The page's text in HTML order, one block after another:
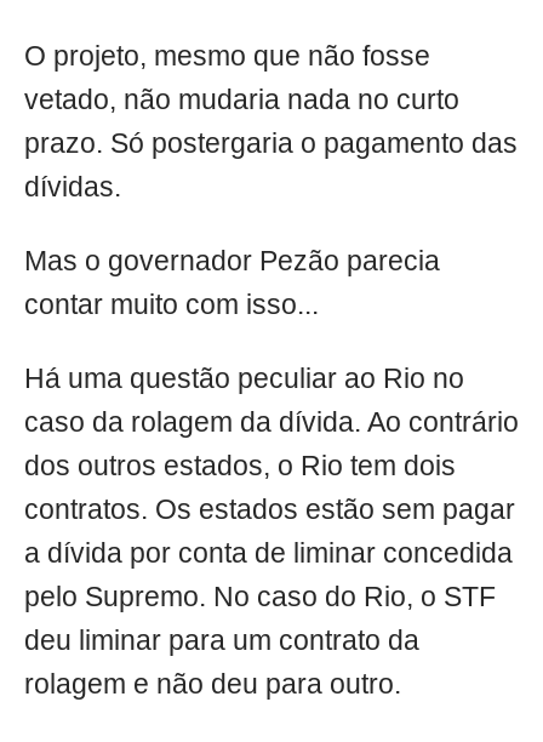
O projeto, mesmo que não fosse
vetado, não mudaria nada no curto
prazo. Só postergaria o pagamento das
dívidas.
Mas o governador Pezão parecia
contar muito com isso...
Há uma questão peculiar ao Rio no
caso da rolagem da dívida. Ao contrário
dos outros estados, o Rio tem dois
contratos. Os estados estão sem pagar
a dívida por conta de liminar concedida
pelo Supremo. No caso do Rio, o STF
deu liminar para um contrato da
rolagem e não deu para outro.